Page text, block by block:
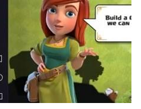
zh-tw/
accountCenter/postList
tw
角色扮